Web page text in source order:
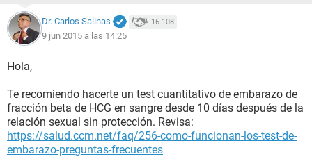
Dr. Carlos Salinas 16.108
9 jun 2015 a las 14:25
Hola,
Te recomiendo hacerte un test cuantitativo de embarazo de
fracción beta de HCG en sangre desde 10 días después de la
relación sexual sin protección. Revisa:
https://salud.ccm.net/faq/256-como-funcionan-los-test-de-
embarazo-preguntas-frecuentes